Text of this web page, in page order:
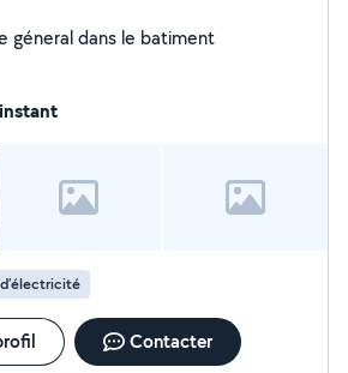
géneral dans le batiment
Contacter